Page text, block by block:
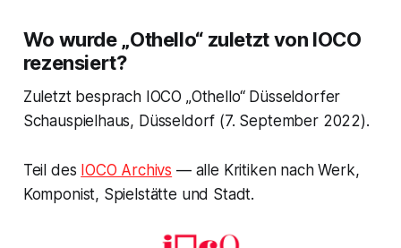
Wo wurde „Othello“ zuletzt von IOCO
rezensiert?
Zuletzt besprach IOCO „Othello“ Düsseldorfer
Schauspielhaus, Düsseldorf (7. September 2022).
Teil des IOCO Archivs — alle Kritiken nach Werk,
Komponist, Spielstätte und Stadt.